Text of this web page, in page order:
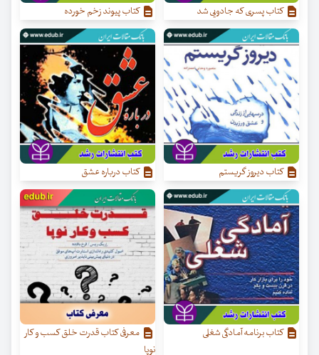
کتاب پسری که جادویی شد کتاب پیوند زخم خورده
کتاب دیروز گریستم کتاب درباره عشق
کتاب برنامه آمادگی شغلی
معرفی کتاب قدرت خلق کسب‌ و کار
نوپا